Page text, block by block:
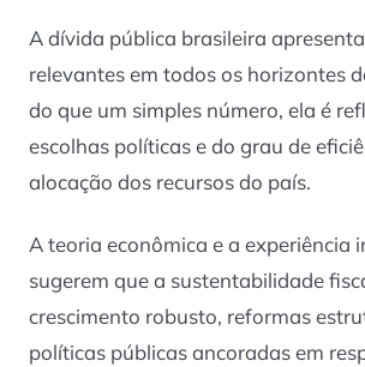
A dívida pública brasileira
relevantes em todos os horizontes
do que um simples número, ela é
escolhas políticas e do grau de
alocação dos recursos do país.
A teoria econômica e a experiência
sugerem que a sustentabilidade
crescimento robusto, reformas
políticas públicas ancoradas em